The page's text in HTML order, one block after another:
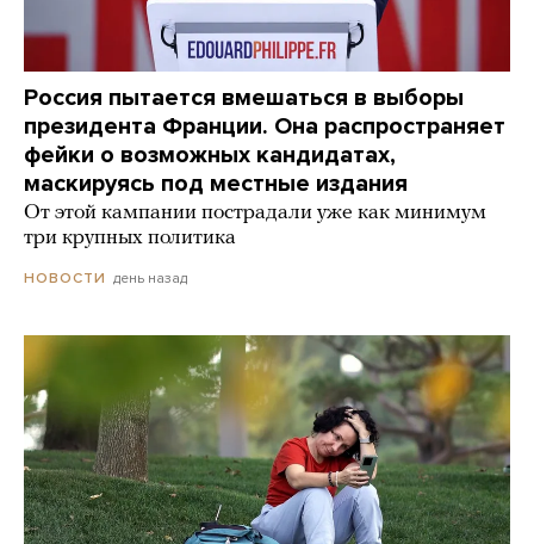
Россия пытается вмешаться в выборы
президента Франции. Она распространяет
фейки о возможных кандидатах,
маскируясь под местные издания
От этой кампании пострадали уже как минимум
три крупных политика
НОВОСТИ день назад